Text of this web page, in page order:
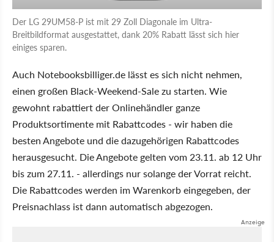
Der LG 29UM58-P ist mit 29 Zoll Diagonale im Ultra-
Breitbildformat ausgestattet, dank 20% Rabatt lässt sich hier
einiges sparen.
Auch Notebooksbilliger.de lässt es sich nicht nehmen,
einen großen Black-Weekend-Sale zu starten. Wie
gewohnt rabattiert der Onlinehändler ganze
Produktsortimente mit Rabattcodes - wir haben die
besten Angebote und die dazugehörigen Rabattcodes
herausgesucht. Die Angebote gelten vom 23.11. ab 12 Uhr
bis zum 27.11. - allerdings nur solange der Vorrat reicht.
Die Rabattcodes werden im Warenkorb eingegeben, der
Preisnachlass ist dann automatisch abgezogen.